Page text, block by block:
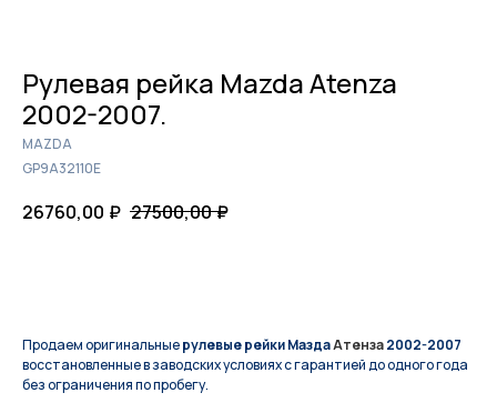
Рулевая рейка Mazda Atenza
2002-2007.
MAZDA
GP9A32110E
26760,00 ₽ 27500,00₽
Продаем оригинальныерулевые рейки МаздаАтенза2002-2007
восстановленные в заводских условиях с гарантией до одного года
без ограничения по пробегу.